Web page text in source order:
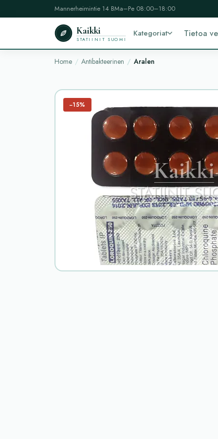
Mannerheimintie 14 BMa–Pe 08:00–18:00
Kaikki
STATIINIT SUOMI
Kategoriat Tietoa
Home Antibakteerinen Aralen
−15%